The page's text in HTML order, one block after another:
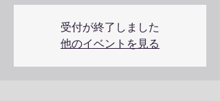
受付が終了しました
他のイベントを見る